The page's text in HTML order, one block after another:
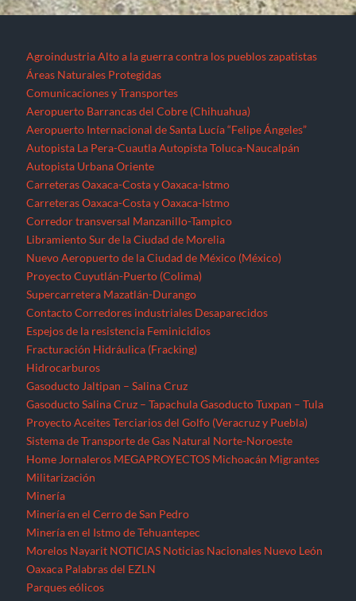
Agroindustria Alto a la guerra contra los pueblos zapatistas
Áreas Naturales Protegidas
Comunicaciones y Transportes
Aeropuerto Barrancas del Cobre (Chihuahua)
Aeropuerto Internacional de Santa Lucía “Felipe Ángeles”
Autopista La Pera-Cuautla Autopista Toluca-Naucalpán
Autopista Urbana Oriente
Carreteras Oaxaca-Costa y Oaxaca-Istmo
Carreteras Oaxaca-Costa y Oaxaca-Istmo
Corredor transversal Manzanillo-Tampico
Libramiento Sur de la Ciudad de Morelia
Nuevo Aeropuerto de la Ciudad de México (México)
Proyecto Cuyutlán-Puerto (Colima)
Supercarretera Mazatlán-Durango
Contacto Corredores industriales Desaparecidos
Espejos de la resistencia Feminicidios
Fracturación Hidráulica (Fracking)
Hidrocarburos
Gasoducto Jaltipan – Salina Cruz
Gasoducto Salina Cruz – Tapachula Gasoducto Tuxpan – Tula
Proyecto Aceites Terciarios del Golfo (Veracruz y Puebla)
Sistema de Transporte de Gas Natural Norte-Noroeste
Home Jornaleros MEGAPROYECTOS Michoacán Migrantes
Militarización
Minería
Minería en el Cerro de San Pedro
Minería en el Istmo de Tehuantepec
Morelos Nayarit NOTICIAS Noticias Nacionales Nuevo León
Oaxaca Palabras del EZLN
Parques eólicos